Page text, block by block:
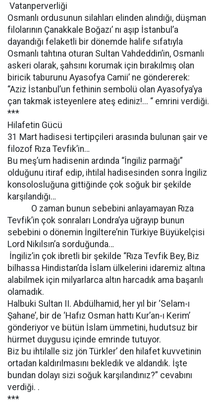
Vatanperverliği
Osmanlı ordusunun silahları elinden alındığı, düşman
filolarının Çanakkale Boğazı’ nı aşıp İstanbul’a
dayandığı felaketli bir dönemde halife sıfatıyla
Osmanlı tahtına oturan Sultan Vahdeddin’in, Osmanlı
askeri olarak, şahsını korumak için bırakılmış olan
biricik taburunu Ayasofya Camii’ ne göndererek:
“Aziz İstanbul’un fethinin sembolü olan Ayasofya’ya
çan takmak isteyenlere ateş ediniz!... “ emrini verdiği.
***
Hilafetin Gücü
31 Mart hadisesi tertipçileri arasında bulunan şair ve
filozof Rıza Tevfik’in…
Bu meş’um hadisenin ardında “İngiliz parmağı”
olduğunu itiraf edip, ihtilal hadisesinden sonra İngiliz
konsolosluğuna gittiğinde çok soğuk bir şekilde
karşılandığı…
O zaman bunun sebebini anlayamayan Rıza
Tevfik’in çok sonraları Londra’ya uğrayıp bunun
sebebini o dönemin İngiltere’nin Türkiye Büyükelçisi
Lord Nikılsın’a sorduğunda…
İngiliz’in çok ibretli bir şekilde “Rıza Tevfik Bey, Biz
bilhassa Hindistan’da İslam ülkelerini idaremiz altına
alabilmek için milyarlarca altın harcadık ama başarılı
olamadık.
Halbuki Sultan II. Abdülhamid, her yıl bir ‘Selam-ı
Şahane’, bir de ‘Hafız Osman hattı Kur’an-ı Kerim’
gönderiyor ve bütün İslam ümmetini, hudutsuz bir
hürmet duygusu içinde emrinde tutuyor.
Biz bu ihtilalle siz jön Türkler’ den hilafet kuvvetinin
ortadan kaldırılmasını bekledik ve aldandık. İşte
bundan dolayı sizi soğuk karşılandınız?” cevabını
verdiği. .
***